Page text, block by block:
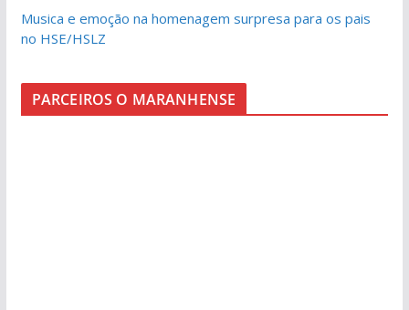
Musica e emoção na homenagem surpresa para os pais
no HSE/HSLZ
PARCEIROS O MARANHENSE